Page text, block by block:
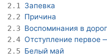
2.1 Запевка
2.2 Причина
2.3 Воспоминания в
2.4 Отступление первое
2.5 Белый май